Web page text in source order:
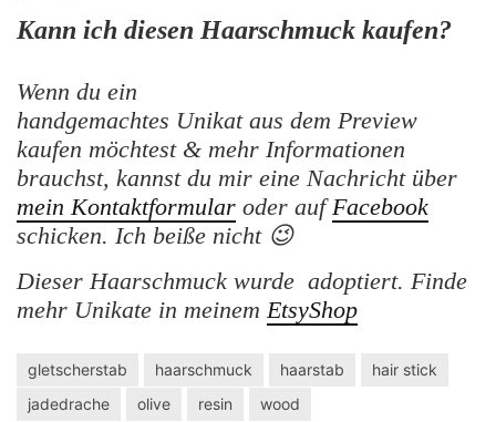
Kann ich diesen Haarschmuck kaufen?
Wenn du ein
handgemachtes Unikat aus dem Preview
kaufen möchtest & mehr Informationen
brauchst, kannst du mir eine Nachricht über
mein Kontaktformular oder aufFacebook
schicken. Ich beiße nicht 😉
Dieser Haarschmuck wurde adoptiert. Finde
mehr Unikate in meinemEtsyShop
gletscherstab haarschmuck haarstab
hair stick
jadedrache
olive resin wood